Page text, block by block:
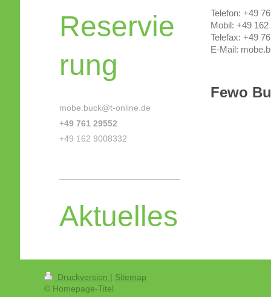
Telefon: +49
Mobil: +49
Telefax: +49
E-Mail:
Fewo
Reservie
rung
mobe.buck@t-online.de
+49 761 29552
+49 162 9008332
Aktuelles
Druckversion | Sitemap
© Homepage-Titel